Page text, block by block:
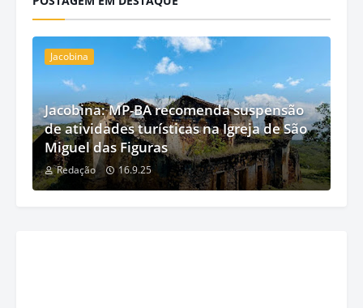
Jacobina
Jacobina: MP-BA recomenda suspensão
de atividades turísticas na Igreja de São
Miguel das Figuras
Redação 16.9.25